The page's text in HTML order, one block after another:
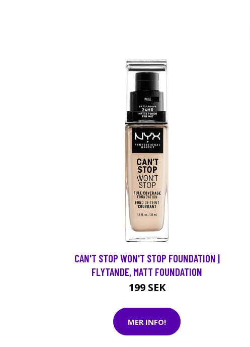
CAN'T STOP WON'T STOP FOUNDATION |
FLYTANDE, MATT FOUNDATION
199 SEK
MER INFO!